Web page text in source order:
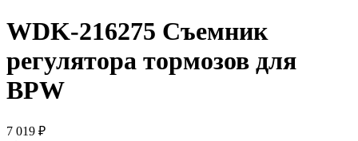
WDK-216275 Съемник
регулятора тормозов для
BPW
7 019 ₽